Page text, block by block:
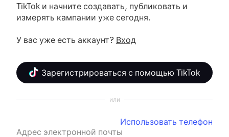
TikTok и начните создавать, публиковать и
измерять кампании уже сегодня.
У вас уже есть аккаунт? Вход
Зарегистрироваться с помощью TikTok
или
Адрес электронной почты
Использовать телефон